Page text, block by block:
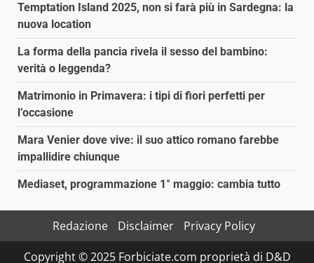
Temptation Island 2025, non si farà più in Sardegna: la
nuova location
La forma della pancia rivela il sesso del bambino:
verità o leggenda?
Matrimonio in Primavera: i tipi di fiori perfetti per
l’occasione
Mara Venier dove vive: il suo attico romano farebbe
impallidire chiunque
Mediaset, programmazione 1° maggio: cambia tutto
Redazione Disclaimer
Privacy Policy
Copyright © 2025 Forbiciate.com proprietà di D&D